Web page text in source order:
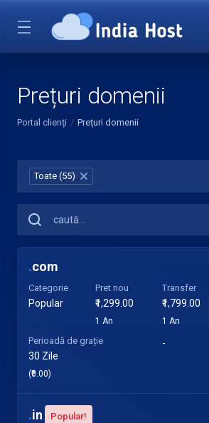
Prețuri domenii
Portal clienți Prețuri domenii
Toate (55) ×
.com
Categorie
Popular
Pret nou
₹1,299.00
1 An
Transfer
₹1,799.00
1 An
Perioadă de grație
30 Zile
(₹0.00)
-
.in Popular!